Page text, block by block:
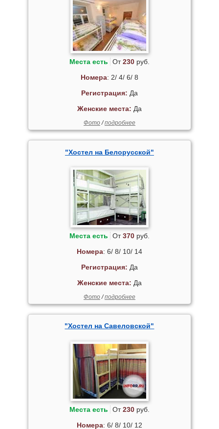
Места есть От230руб.
Номера: 2/ 4/ 6/ 8
Регистрация: Да
Женские места: Да
Фото/подробнее
"Хостел на Белорусской"
Места есть От370руб.
Номера: 6/ 8/ 10/ 14
Регистрация: Да
Женские места: Да
Фото/подробнее
"Хостел на Савеловской"
Места есть От230руб.
Номера: 6/ 8/ 10/ 12